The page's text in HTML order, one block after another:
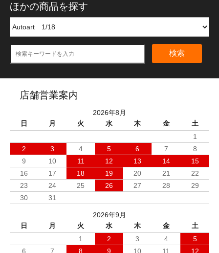
ほかの商品を探す
検索
店舗営業案内
2026年8月
日
月 火 水 木 金
土
1
2
3 4 5 6 7
8
9
10 11 12 13 14
15
16
17 18 19 20 21
22
23
24 25 26 27 28
29
30
31
2026年9月
日
月 火 水 木 金
土
1
2 3 4
5
6
7 8 9 10 11
12